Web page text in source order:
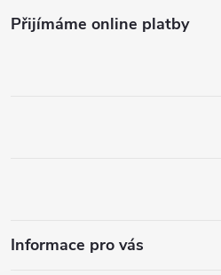
Přijímáme online platby
Informace pro vás